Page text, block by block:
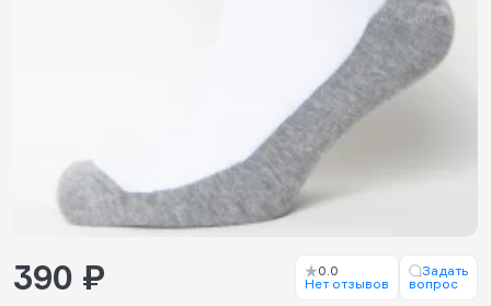
390 ₽
0.0
Нет отзывов
Задать
вопрос